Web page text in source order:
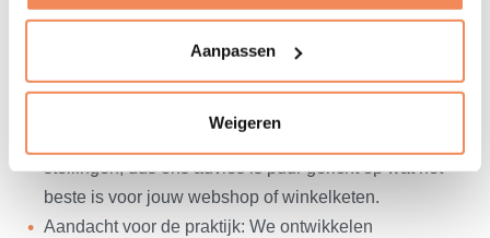
Aanpassen
Weigeren
​Resultaatgericht: Wij schrijven geen dikke rapporten,
maar komen met praktische adviezen die direct
uitvoerbaar zijn en bijdragen aan concrete
Onafhankelijk advies: Wij verkopen zelf geen
stellingen, dus ons advies is puur gericht op wat het
beste is voor jouw webshop of winkelketen.
Aandacht voor de praktijk: We ontwikkelen